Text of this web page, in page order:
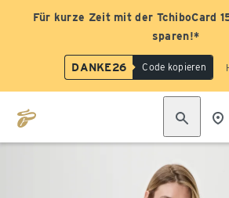
Für kurze Zeit mit der TchiboCard
sparen!*
DANKE26 Code kopieren